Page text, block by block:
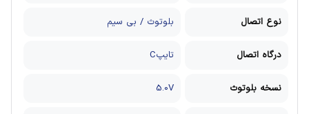
نوع اتصال بلوتوث / بی سیم
درگاه اتصال تایپC
نسخه بلوتوث 5.0V